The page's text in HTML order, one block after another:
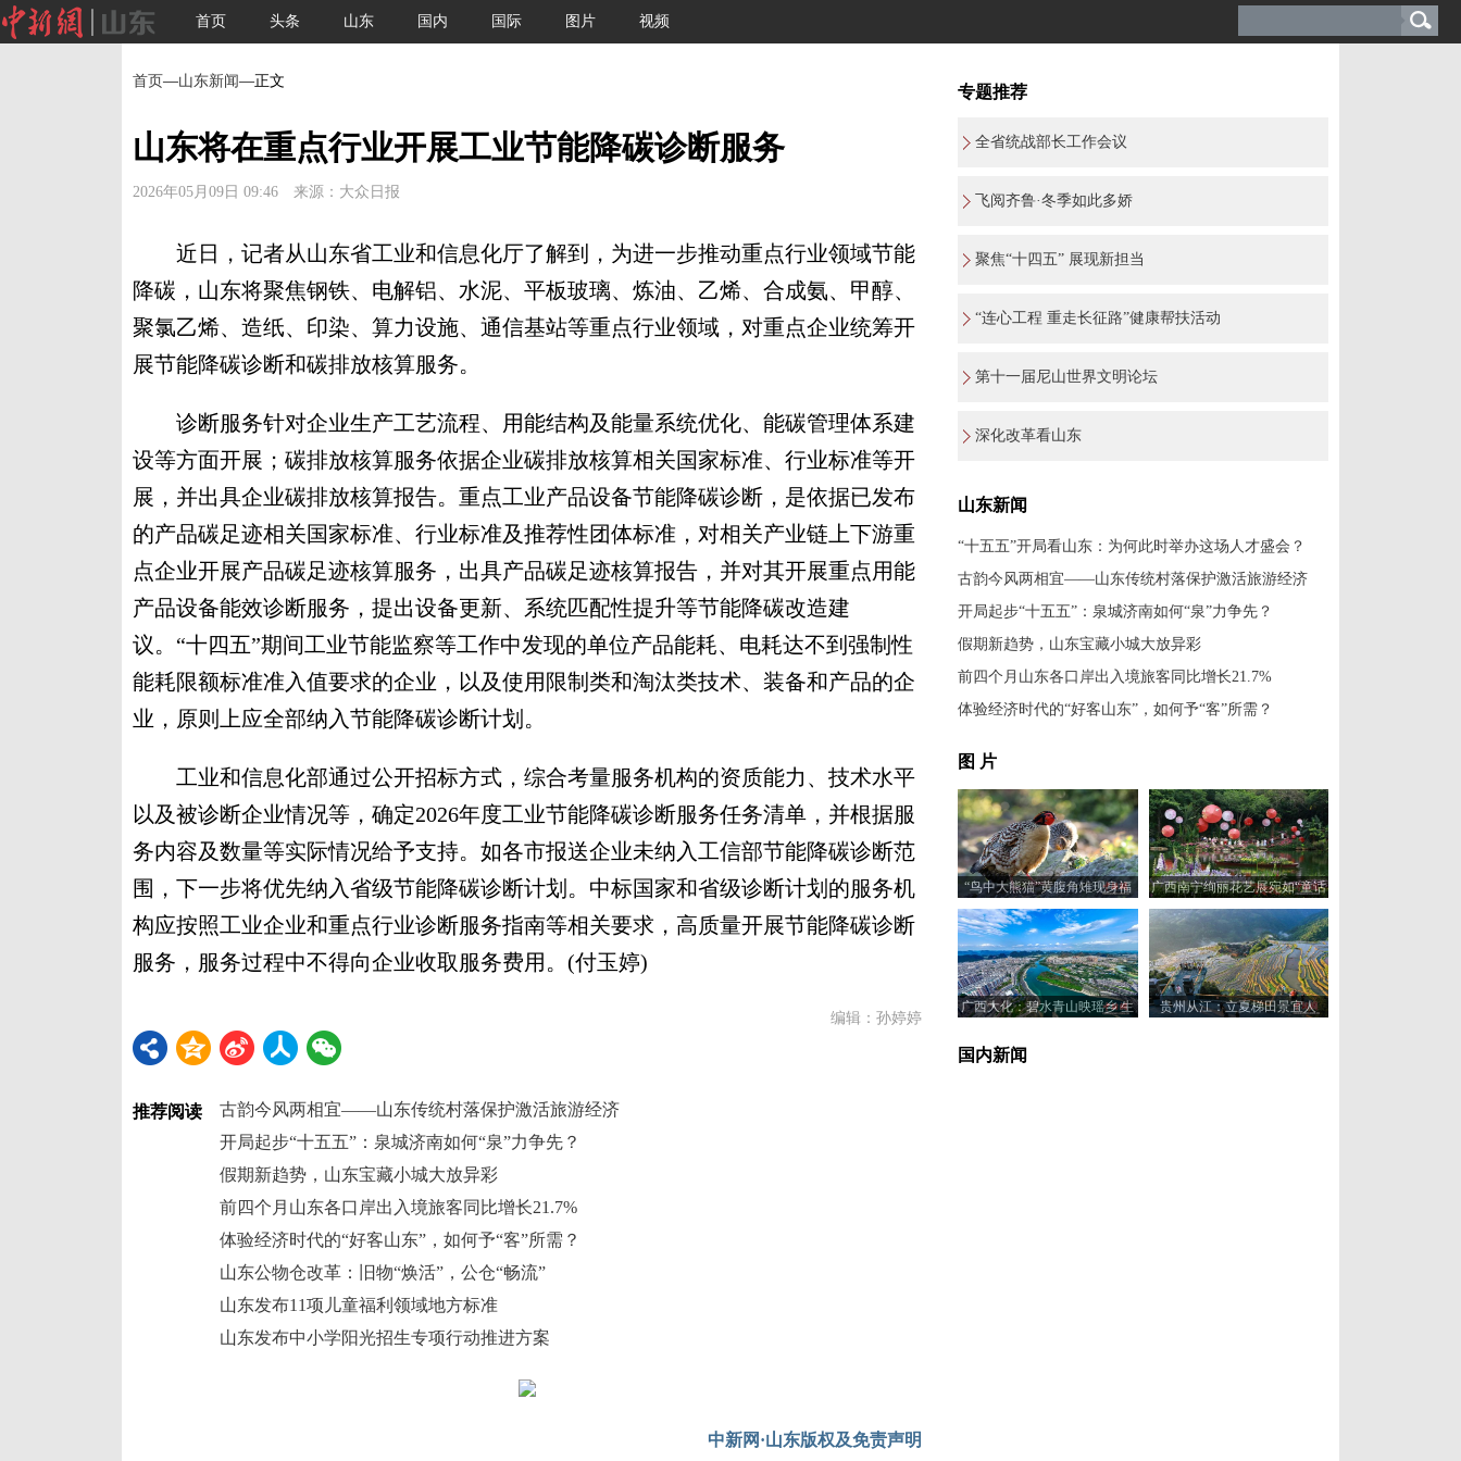
首页 头条 山东 国内 国际 图片 视频
首页—山东新闻—正文
山东将在重点行业开展工业节能降碳诊断服务
2026年05月09日 09:46 来源：大众日报
近日，记者从山东省工业和信息化厅了解到，为进一步推动重点行业领域节能
降碳，山东将聚焦钢铁、电解铝、水泥、平板玻璃、炼油、乙烯、合成氨、甲醇、
聚氯乙烯、造纸、印染、算力设施、通信基站等重点行业领域，对重点企业统筹开
展节能降碳诊断和碳排放核算服务。
诊断服务针对企业生产工艺流程、用能结构及能量系统优化、能碳管理体系建
设等方面开展；碳排放核算服务依据企业碳排放核算相关国家标准、行业标准等开
展，并出具企业碳排放核算报告。重点工业产品设备节能降碳诊断，是依据已发布
的产品碳足迹相关国家标准、行业标准及推荐性团体标准，对相关产业链上下游重
点企业开展产品碳足迹核算服务，出具产品碳足迹核算报告，并对其开展重点用能
产品设备能效诊断服务，提出设备更新、系统匹配性提升等节能降碳改造建
议。“十四五”期间工业节能监察等工作中发现的单位产品能耗、电耗达不到强制性
能耗限额标准准入值要求的企业，以及使用限制类和淘汰类技术、装备和产品的企
业，原则上应全部纳入节能降碳诊断计划。
工业和信息化部通过公开招标方式，综合考量服务机构的资质能力、技术水平
以及被诊断企业情况等，确定2026年度工业节能降碳诊断服务任务清单，并根据服
务内容及数量等实际情况给予支持。如各市报送企业未纳入工信部节能降碳诊断范
围，下一步将优先纳入省级节能降碳诊断计划。中标国家和省级诊断计划的服务机
构应按照工业企业和重点行业诊断服务指南等相关要求，高质量开展节能降碳诊断
服务，服务过程中不得向企业收取服务费用。(付玉婷)
编辑：孙婷婷
推荐阅读
古韵今风两相宜——山东传统村落保护激活旅游经济
开局起步“十五五”：泉城济南如何“泉”力争先？
假期新趋势，山东宝藏小城大放异彩
前四个月山东各口岸出入境旅客同比增长21.7%
体验经济时代的“好客山东”，如何予“客”所需？
山东公物仓改革：旧物“焕活”，公仓“畅流”
山东发布11项儿童福利领域地方标准
山东发布中小学阳光招生专项行动推进方案
中新网·山东版权及免责声明
专题推荐
全省统战部长工作会议
飞阅齐鲁·冬季如此多娇
聚焦“十四五” 展现新担当
“连心工程 重走长征路”健康帮扶活动
第十一届尼山世界文明论坛
深化改革看山东
山东新闻
“十五五”开局看山东：为何此时举办这场人才盛会？
古韵今风两相宜——山东传统村落保护激活旅游经济
开局起步“十五五”：泉城济南如何“泉”力争先？
假期新趋势，山东宝藏小城大放异彩
前四个月山东各口岸出入境旅客同比增长21.7%
体验经济时代的“好客山东”，如何予“客”所需？
图 片
“鸟中大熊猫”黄腹角雉现身福
建建瓯
广西南宁绚丽花艺展宛如“童话
世界”
广西大化：碧水青山映瑶乡 生
贵州从江：立夏梯田景宜人
国内新闻